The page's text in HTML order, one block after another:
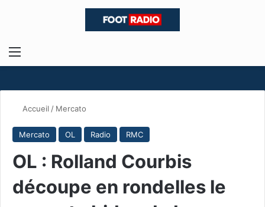
Menu
Accueil / Mercato
Mercato OL Radio RMC
OL : Rolland Courbis
découpe en rondelles le